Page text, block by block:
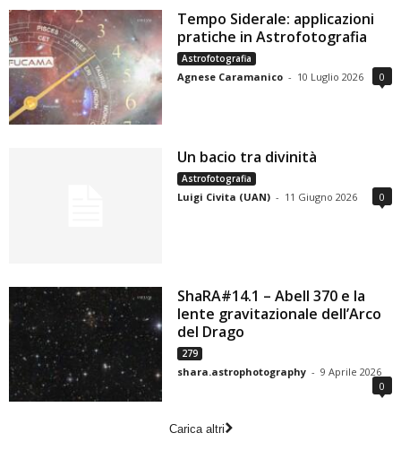
Tempo Siderale: applicazioni
pratiche in Astrofotografia
Astrofotografia
Agnese Caramanico - 10 Luglio 2026 0
Un bacio tra divinità
Astrofotografia
Luigi Civita (UAN) - 11 Giugno 2026 0
ShaRA#14.1 – Abell 370 e la
lente gravitazionale dell’Arco
del Drago
279
shara.astrophotography - 9 Aprile 2026
0
Carica altri